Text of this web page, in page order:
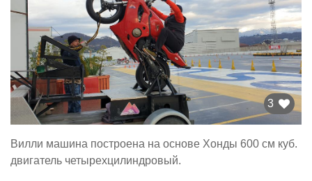
3
Вилли машина построена на основе Хонды 600 см куб.
двигатель четырехцилиндровый.